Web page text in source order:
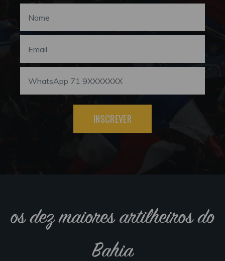
INSCREVER
os dez maiores artilheiros do
Bahia